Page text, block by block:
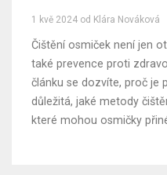
1 kvě 2024 od Klára Nováková
Čištění osmiček není jen
také prevence proti
článku se dozvíte, proč je
důležitá, jaké metody
které mohou osmičky